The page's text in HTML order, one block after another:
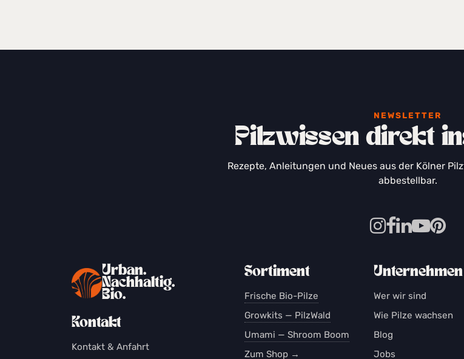
NEWSLETTER
Pilzwissen direkt
Rezepte, Anleitungen und Neues aus der Kölner
abbestellbar.
Urban.
Nachhaltig.
Bio.
Kontakt
Kontakt & Anfahrt
Sortiment
Frische Bio-Pilze
Growkits — PilzWald
Umami — Shroom Boom
Zum Shop →
Unternehmen
Wer wir sind
Wie Pilze wachsen
Blog
Jobs